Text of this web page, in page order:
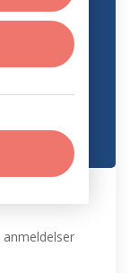
anmeldelser